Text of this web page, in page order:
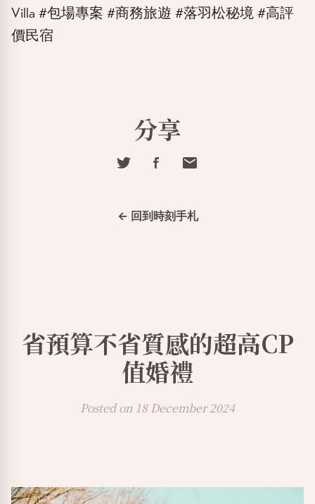
Villa #包場專案 #商務旅遊 #落羽松秘境 #高評
價民宿
分享
← 回到時刻手札
省預算不省質感的超高CP
值婚禮
Posted on 18 December 2024